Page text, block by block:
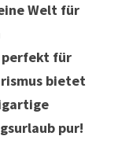
Welt für
perfekt für
bietet
pur!